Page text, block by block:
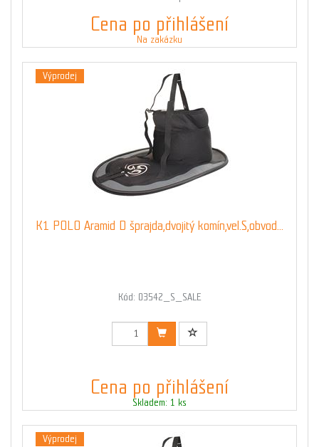
Cena po přihlášení
Na zakázku
Výprodej
K1 POLO Aramid D šprajda,dvojitý komín,vel.S,obvod...
Kód: 03542_S_SALE
Cena po přihlášení
Skladem: 1 ks
Výprodej